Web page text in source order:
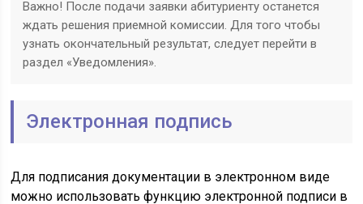
Важно! После подачи заявки абитуриенту останется
ждать решения приемной комиссии. Для того чтобы
узнать окончательный результат, следует перейти в
раздел «Уведомления».
Электронная подпись
Для подписания документации в электронном виде
можно использовать функцию электронной подписи в